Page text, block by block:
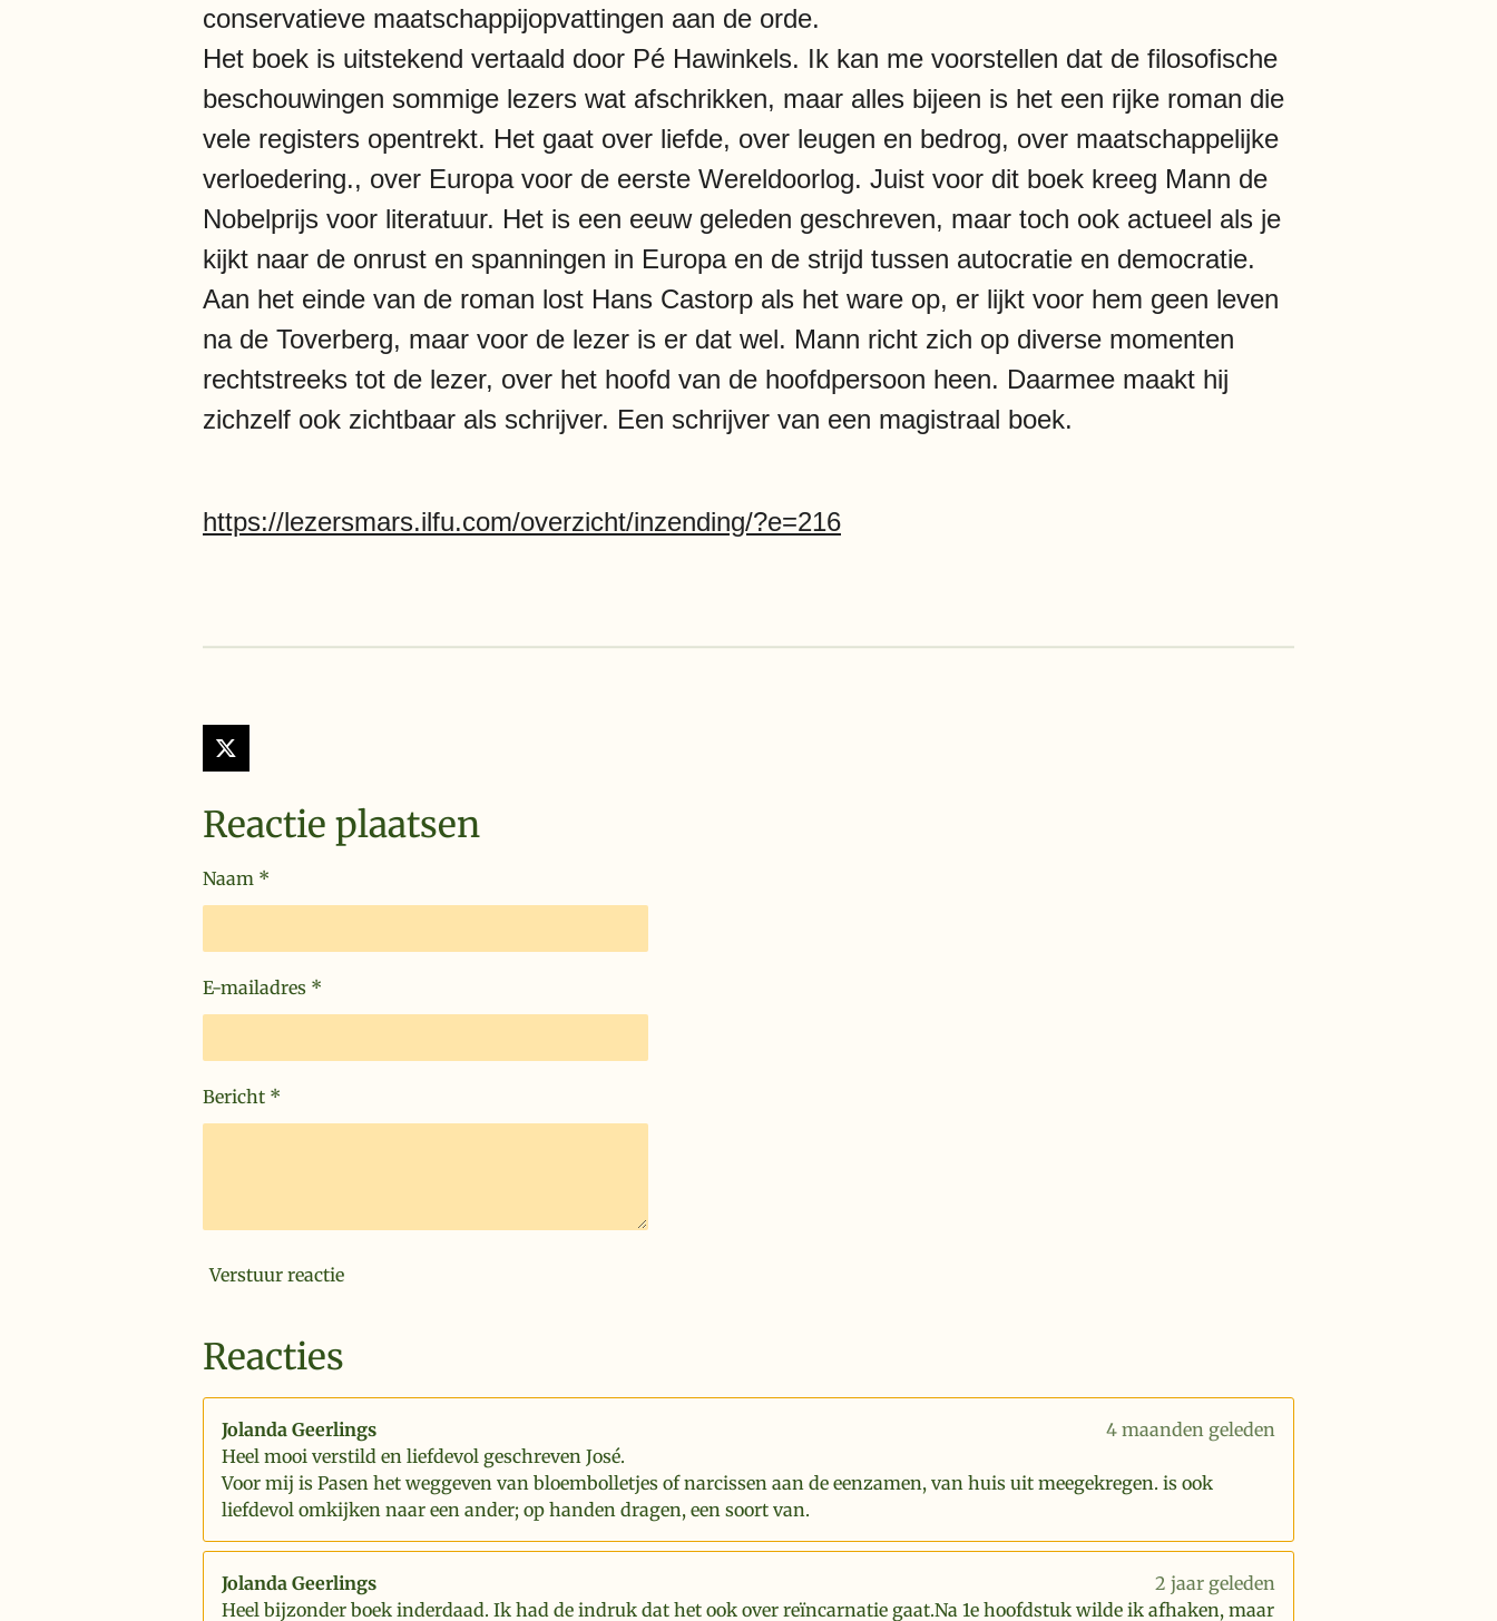
conservatieve maatschappijopvattingen aan de orde.
Het boek is uitstekend vertaald door Pé Hawinkels. Ik kan me voorstellen dat de filosofische
beschouwingen sommige lezers wat afschrikken, maar alles bijeen is het een rijke roman die
vele registers opentrekt. Het gaat over liefde, over leugen en bedrog, over maatschappelijke
verloedering., over Europa voor de eerste Wereldoorlog. Juist voor dit boek kreeg Mann de
Nobelprijs voor literatuur. Het is een eeuw geleden geschreven, maar toch ook actueel als je
kijkt naar de onrust en spanningen in Europa en de strijd tussen autocratie en democratie.
Aan het einde van de roman lost Hans Castorp als het ware op, er lijkt voor hem geen leven
na de Toverberg, maar voor de lezer is er dat wel. Mann richt zich op diverse momenten
rechtstreeks tot de lezer, over het hoofd van de hoofdpersoon heen. Daarmee maakt hij
zichzelf ook zichtbaar als schrijver. Een schrijver van een magistraal boek.
https://lezersmars.ilfu.com/overzicht/inzending/?e=216
X
Reactie plaatsen
Naam *
E-mailadres *
Bericht *
Verstuur reactie
Reacties
Jolanda Geerlings
4 maanden geleden
Heel mooi verstild en liefdevol geschreven José.
Voor mij is Pasen het weggeven van bloembolletjes of narcissen aan de eenzamen, van huis uit meegekregen. is ook
liefdevol omkijken naar een ander; op handen dragen, een soort van.
Jolanda Geerlings
2 jaar geleden
Heel bijzonder boek inderdaad. Ik had de indruk dat het ook over reïncarnatie gaat.Na 1e hoofdstuk wilde ik afhaken, maar